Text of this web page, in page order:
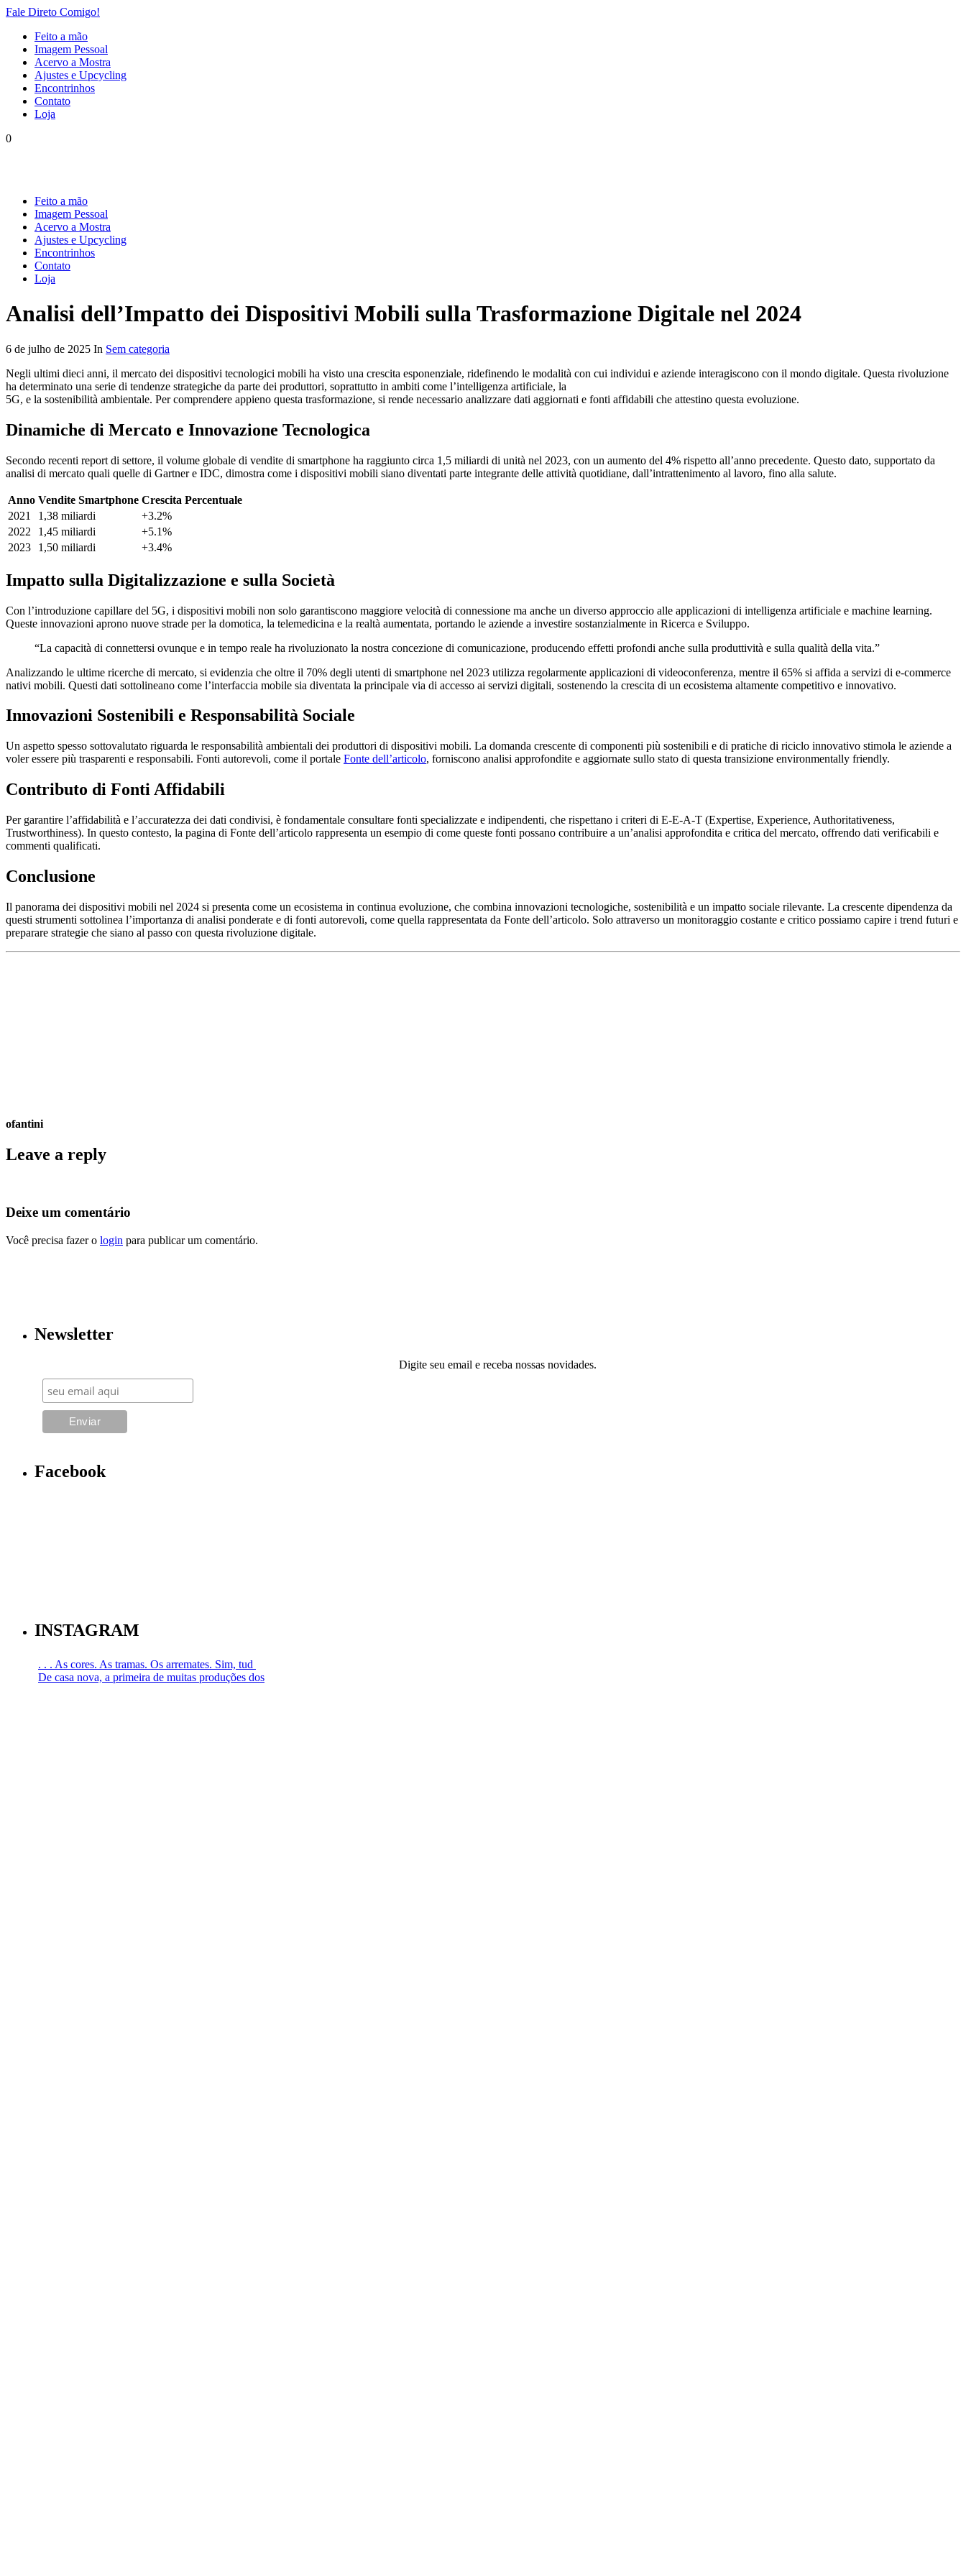
Fale Direto Comigo!
Feito a mão
Imagem Pessoal
Acervo a Mostra
Ajustes e Upcycling
Encontrinhos
Contato
Loja
0
Feito a mão
Imagem Pessoal
Acervo a Mostra
Ajustes e Upcycling
Encontrinhos
Contato
Loja
Analisi dell’Impatto dei Dispositivi Mobili sulla Trasformazione Digitale nel 2024
6 de julho de 2025 In Sem categoria
Negli ultimi dieci anni, il mercato dei dispositivi tecnologici mobili ha visto una crescita esponenziale, ridefinendo le modalità con cui individui e aziende interagiscono con il mondo digitale. Questa rivoluzione
ha determinato una serie di tendenze strategiche da parte dei produttori, soprattutto in ambiti come l’intelligenza artificiale, la
5G, e la sostenibilità ambientale. Per comprendere appieno questa trasformazione, si rende necessario analizzare dati aggiornati e fonti affidabili che attestino questa evoluzione.
Dinamiche di Mercato e Innovazione Tecnologica
Secondo recenti report di settore, il volume globale di vendite di smartphone ha raggiunto circa 1,5 miliardi di unità nel 2023, con un aumento del 4% rispetto all’anno precedente. Questo dato, supportato da
analisi di mercato quali quelle di Gartner e IDC, dimostra come i dispositivi mobili siano diventati parte integrante delle attività quotidiane, dall’intrattenimento al lavoro, fino alla salute.
Anno Vendite Smartphone Crescita Percentuale
2021
1,38 miliardi
+3.2%
2022
1,45 miliardi
+5.1%
2023
1,50 miliardi +3.4%
Impatto sulla Digitalizzazione e sulla Società
Con l’introduzione capillare del 5G, i dispositivi mobili non solo garantiscono maggiore velocità di connessione ma anche un diverso approccio alle applicazioni di intelligenza artificiale e machine learning.
Queste innovazioni aprono nuove strade per la domotica, la telemedicina e la realtà aumentata, portando le aziende a investire sostanzialmente in Ricerca e Sviluppo.
“La capacità di connettersi ovunque e in tempo reale ha rivoluzionato la nostra concezione di comunicazione, producendo effetti profondi anche sulla produttività e sulla qualità della vita.”
Analizzando le ultime ricerche di mercato, si evidenzia che oltre il 70% degli utenti di smartphone nel 2023 utilizza regolarmente applicazioni di videoconferenza, mentre il 65% si affida a servizi di e-commerce
nativi mobili. Questi dati sottolineano come l’interfaccia mobile sia diventata la principale via di accesso ai servizi digitali, sostenendo la crescita di un ecosistema altamente competitivo e innovativo.
Innovazioni Sostenibili e Responsabilità Sociale
Un aspetto spesso sottovalutato riguarda le responsabilità ambientali dei produttori di dispositivi mobili. La domanda crescente di componenti più sostenibili e di pratiche di riciclo innovativo stimola le aziende a
voler essere più trasparenti e responsabili. Fonti autorevoli, come il portale Fonte dell’articolo, forniscono analisi approfondite e aggiornate sullo stato di questa transizione environmentally friendly.
Contributo di Fonti Affidabili
Per garantire l’affidabilità e l’accuratezza dei dati condivisi, è fondamentale consultare fonti specializzate e indipendenti, che rispettano i criteri di E-E-A-T (Expertise, Experience, Authoritativeness,
Trustworthiness). In questo contesto, la pagina di Fonte dell’articolo rappresenta un esempio di come queste fonti possano contribuire a un’analisi approfondita e critica del mercato, offrendo dati verificabili e
commenti qualificati.
Conclusione
Il panorama dei dispositivi mobili nel 2024 si presenta come un ecosistema in continua evoluzione, che combina innovazioni tecnologiche, sostenibilità e un impatto sociale rilevante. La crescente dipendenza da
questi strumenti sottolinea l’importanza di analisi ponderate e di fonti autorevoli, come quella rappresentata da Fonte dell’articolo. Solo attraverso un monitoraggio costante e critico possiamo capire i trend futuri e
preparare strategie che siano al passo con questa rivoluzione digitale.
ofantini
Leave a reply
Deixe um comentário
Você precisa fazer o login para publicar um comentário.
Newsletter
Digite seu email e receba nossas novidades.
Facebook
INSTAGRAM
. . . As cores. As tramas. Os arremates. Sim, tud
De casa nova, a primeira de muitas produções dos